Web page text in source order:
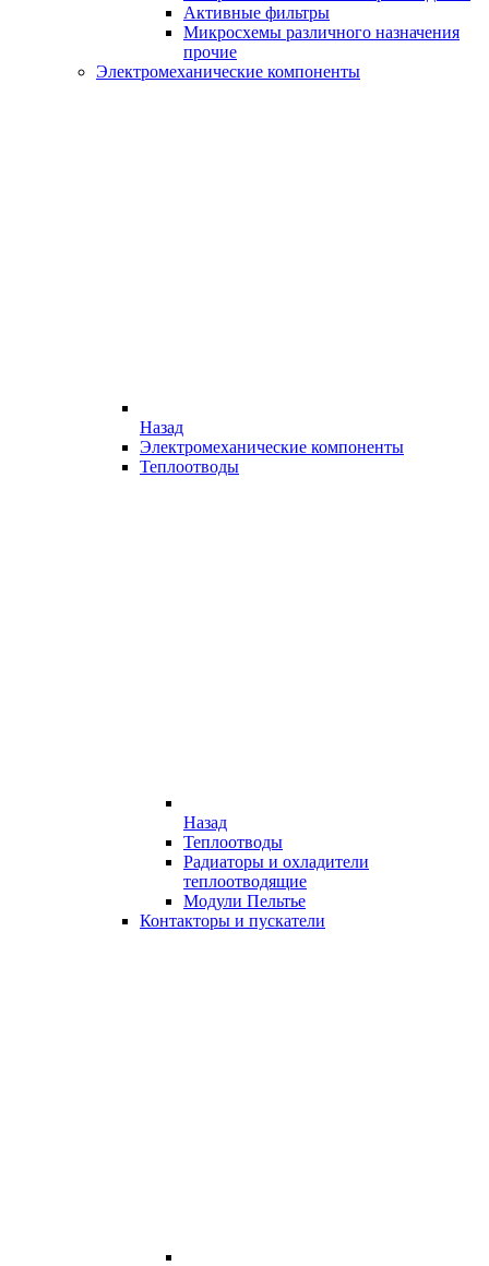
Активные фильтры
Микросхемы различного назначения
прочие
Электромеханические компоненты
Назад
Электромеханические компоненты
Теплоотводы
Назад
Теплоотводы
Радиаторы и охладители
теплоотводящие
Модули Пельтье
Контакторы и пускатели